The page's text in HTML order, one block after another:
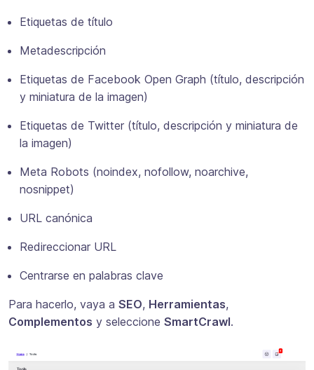
Etiquetas de título
Metadescripción
Etiquetas de Facebook Open Graph (título, descripción
y miniatura de la imagen)
Etiquetas de Twitter (título, descripción y miniatura de
la imagen)
Meta Robots (noindex, nofollow, noarchive,
nosnippet)
URL canónica
Redireccionar URL
Centrarse en palabras clave
Para hacerlo, vaya a SEO, Herramientas,
Complementos y seleccione SmartCrawl.